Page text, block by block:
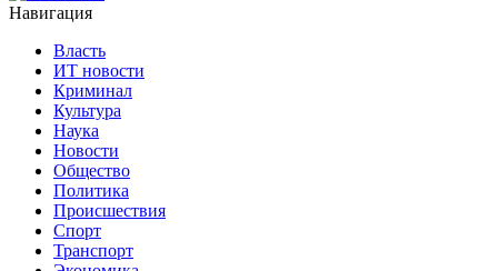
Навигация
Власть
ИТ новости
Криминал
Культура
Наука
Новости
Общество
Политика
Происшествия
Спорт
Транспорт